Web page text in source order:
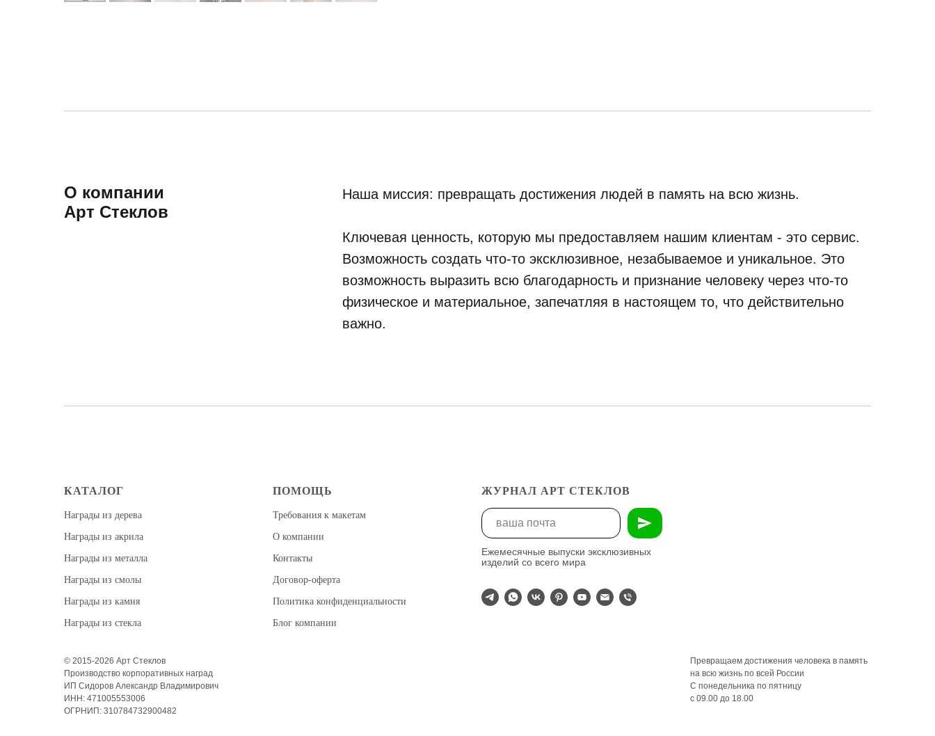
О компании
Арт Стеклов
Наша миссия: превращать достижения людей в память на всю жизнь.
Ключевая ценность, которую мы предоставляем нашим клиентам - это сервис.
Возможность создать что-то эксклюзивное, незабываемое и уникальное. Это
возможность выразить всю благодарность и признание человеку через что-то
физическое и материальное, запечатляя в настоящем то, что действительно
важно.
КАТАЛОГ
Награды из дерева
Награды из акрила
Награды из металла
Награды из смолы
Награды из камня
Награды из стекла
ПОМОЩЬ
Требования к макетам
О компании
Контакты
Договор-оферта
Политика конфиденциальности
Блог компании
ЖУРНАЛ АРТ СТЕКЛОВ
Ежемесячные выпуски эксклюзивных
изделий со всего мира
© 2015-2026 Арт Стеклов
Производство корпоративных наград
ИП Сидоров Александр Владимирович
ИНН: 471005553006
ОГРНИП: 310784732900482
Превращаем достижения человека в память
на всю жизнь по всей России
С понедельника по пятницу
с 09.00 до 18.00